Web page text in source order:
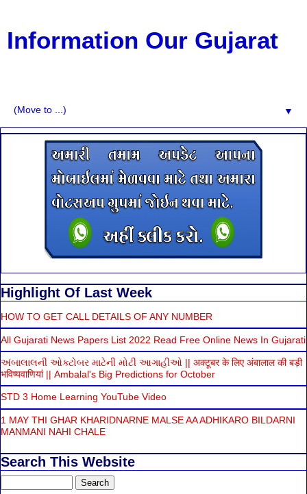
Information Our Gujarat
▼
Highlight Of Last Week
HOW TO GET CALL DETAILS OF ANY NUMBER
All Gujarati News Papers List 2022 Read Free Online News In Gujarati
અંબાલાલની ઓક્ટોબર માટેની મોટી આગાહીઓ || अक्टूबर के लिए अंबालाल की बड़ी
भविष्यवाणियां || Ambalal's Big Predictions for October
STD 3 Home Learning YouTube Video
1 MAY THI GHAR KHARIDNARNE MALSE AA ADHIKARO BILDARNI
MANMANI NAHI CHALE
Search This Website